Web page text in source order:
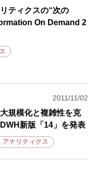
ティクスの“次の
On Demand 2
2011/11/02
規模化と複雑性を克
新版「14」を発表
アナリティクス